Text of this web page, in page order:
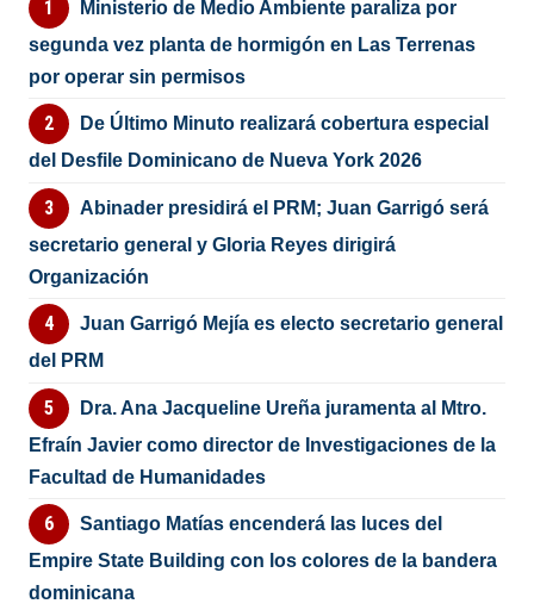
Ministerio de Medio Ambiente paraliza por
segunda vez planta de hormigón en Las Terrenas
por operar sin permisos
De Último Minuto realizará cobertura especial
del Desfile Dominicano de Nueva York 2026
Abinader presidirá el PRM; Juan Garrigó será
secretario general y Gloria Reyes dirigirá
Organización
Juan Garrigó Mejía es electo secretario general
del PRM
Dra. Ana Jacqueline Ureña juramenta al Mtro.
Efraín Javier como director de Investigaciones de la
Facultad de Humanidades
Santiago Matías encenderá las luces del
Empire State Building con los colores de la bandera
dominicana